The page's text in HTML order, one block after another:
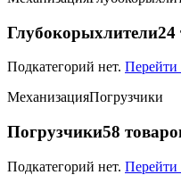
Глубокорыхлители24
Подкатегорий нет. Перейти
МеханизацияПогрузчики
Погрузчики58
Подкатегорий нет. Перейти